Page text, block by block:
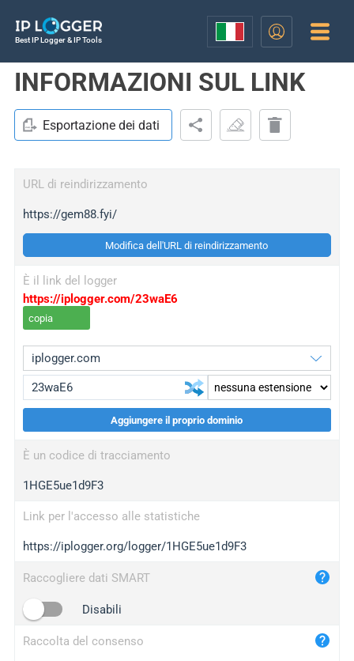
Best IP Logger & IP Tools
INFORMAZIONI SUL LINK
Esportazione dei dati
URL di reindirizzamento
https://gem88.fyi/
Modifica dell'URL di reindirizzamento
È il link del logger
https://iplogger.com/23waE6
copia
wl.gl
ed.tc
bc.ax
iplogger.com
maper.info
2no.co
yip.su
Aggiungere il proprio dominio
È un codice di tracciamento
1HGE5ue1d9F3
Link per l'accesso alle statistiche
https://iplogger.org/logger/1HGE5ue1d9F3
Raccogliere dati SMART
Disabili
Raccolta del consenso